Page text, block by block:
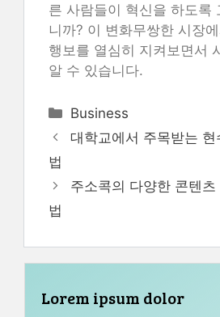
른 사람들이 혁신을 하도록
니까? 이 변화무쌍한 시장
행보를 열심히 지켜보면서
알 수 있습니다.
Categories
Business
대학교에서 주목받는
법
주소콕의 다양한 콘텐
법
Lorem ipsum dolor